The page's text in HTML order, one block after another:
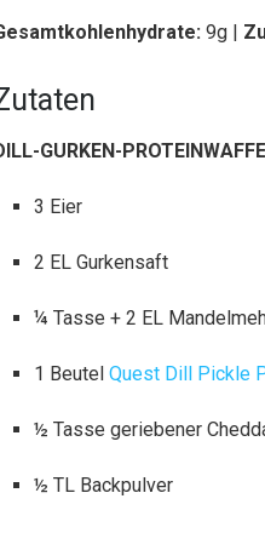
9g |
GURKEN-
3 Eier
2 EL Gurkensaft
¼ Tasse + 2 EL
1 BeutelQuest Dill Pickle
½ Tasse geriebener
½ TL Backpulver